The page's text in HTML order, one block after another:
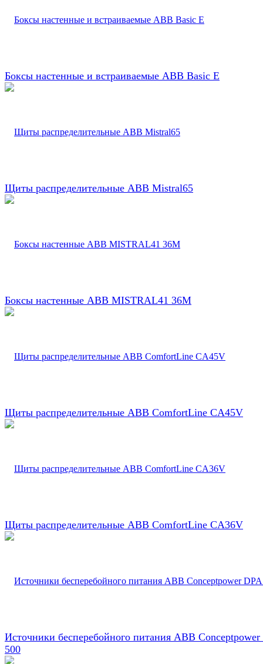
Боксы настенные и встраиваемые ABB Basic E
Щиты распределительные ABB Mistral65
Боксы настенные ABB MISTRAL41 36М
Щиты распределительные ABB ComfortLine CA45V
Щиты распределительные ABB ComfortLine CA36V
Источники бесперебойного питания ABB Conceptpower
500